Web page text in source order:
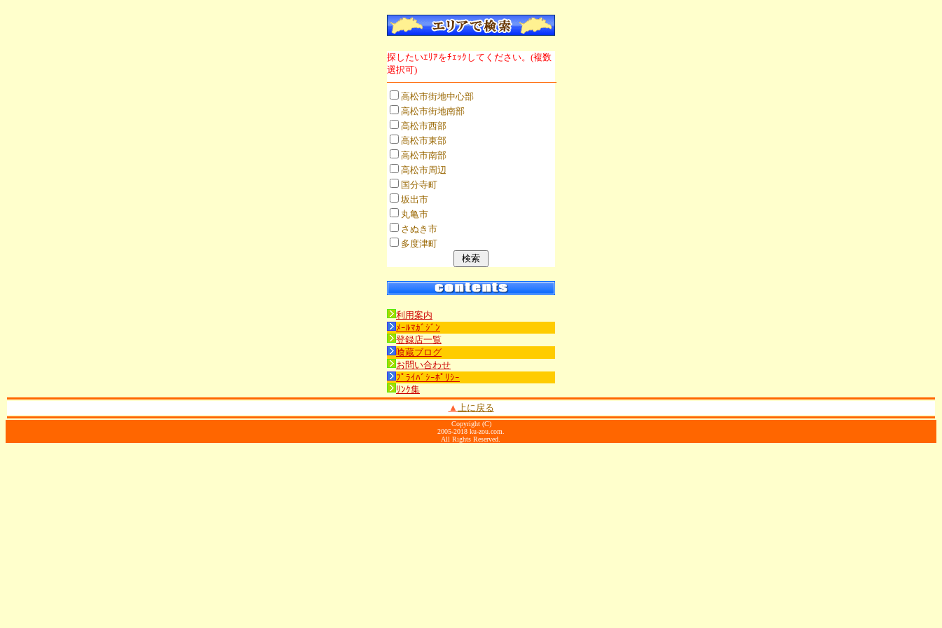
探したいｴﾘｱをﾁｪｯｸしてください。(複数
選択可)
高松市街地中心部
高松市街地南部
高松市西部
高松市東部
高松市南部
高松市周辺
国分寺町
坂出市
丸亀市
さぬき市
多度津町
利用案内
ﾒｰﾙﾏｶﾞｼﾞﾝ
登録店一覧
喰蔵ブログ
お問い合わせ
ﾌﾟﾗｲﾊﾞｼｰﾎﾟﾘｼｰ
ﾘﾝｸ集
▲ 上に戻る
Copyright (C)
2005-2018 ku-zou.com.
All Rights Reserved.